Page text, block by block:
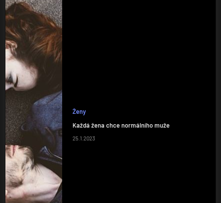
Ženy
Každá žena chce normálního muže
25.1.2023